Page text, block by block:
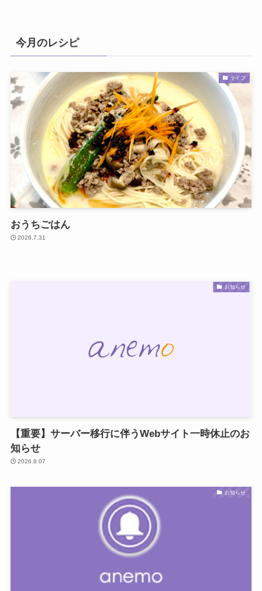
今月のレシピ
ライフ
おうちごはん
2026.7.31
お知らせ
【重要】サーバー移行に伴うWebサイト一時休止のお
知らせ
2026.8.07
お知らせ